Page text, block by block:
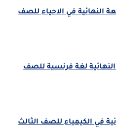
النهائية في الاحياء للصف
لغة فرنسية للصف
في الكيمياء للصف الثالث